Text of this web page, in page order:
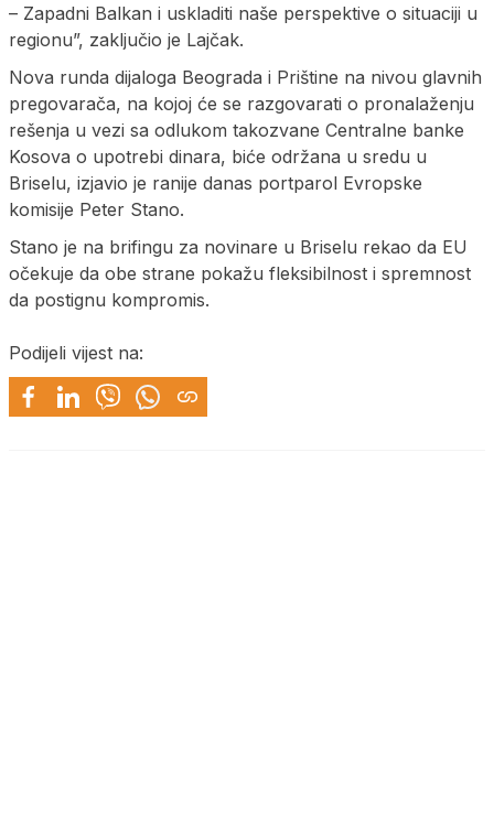
– Zapadni Balkan i uskladiti naše perspektive o situaciji u
regionu”, zaključio je Lajčak.
Nova runda dijaloga Beograda i Prištine na nivou glavnih
pregovarača, na kojoj će se razgovarati o pronalaženju
rešenja u vezi sa odlukom takozvane Centralne banke
Kosova o upotrebi dinara, biće održana u sredu u
Briselu, izjavio je ranije danas portparol Evropske
komisije Peter Stano.
Stano je na brifingu za novinare u Briselu rekao da EU
očekuje da obe strane pokažu fleksibilnost i spremnost
da postignu kompromis.
Podijeli vijest na: